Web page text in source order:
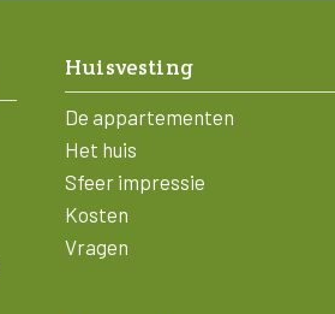
Huisvesting
De appartementen
Het huis
Sfeer impressie
Kosten
Vragen